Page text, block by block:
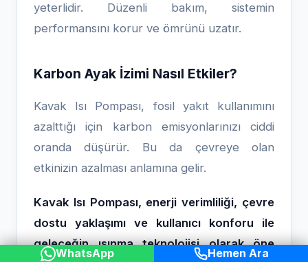
WhatsApp Hemen Ara
yeterlidir. Düzenli bakım, sistemin
performansını korur ve ömrünü uzatır.
Karbon Ayak İzimi Nasıl Etkiler?
Kavak Isı Pompası, fosil yakıt kullanımını
azalttığı için karbon emisyonlarınızı ciddi
oranda düşürür. Bu da çevreye olan
etkinizin azalması anlamına gelir.
Kavak Isı Pompası, enerji verimliliği, çevre
dostu yaklaşımı ve kullanıcı konforu ile
geleceğin ısınma teknolojisi olarak öne